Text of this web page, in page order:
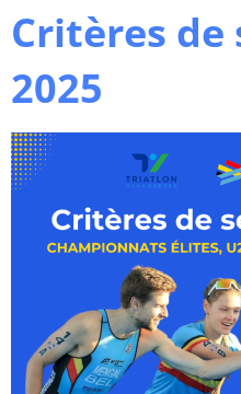
Critères de
2025